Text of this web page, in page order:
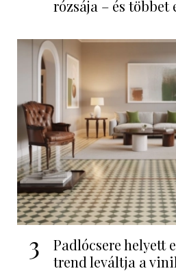
rózsája – és többet
3
Padlócsere helyett
trend leváltja a